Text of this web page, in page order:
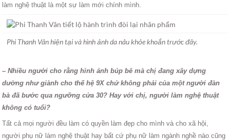
làm nghệ thuật là một sự làm mới chính mình.
Phi Thanh Vân hiện tại và hình ảnh da nâu khỏe khoắn trước đây.
– Nhiều người cho rằng hình ảnh búp bê mà chị đang xây dựng
dường như giành cho thế hệ 9X chứ không phải của một người đàn
bà đã bước qua ngưỡng cửa 30? Hay với chị, người làm nghệ thuật
không có tuổi?
Tất cả mọi người đều làm có quyền làm đẹp cho mình và cho xã hội,
người phụ nữ làm nghệ thuật hay bất cứ phụ nữ làm ngành nghề nào cũng